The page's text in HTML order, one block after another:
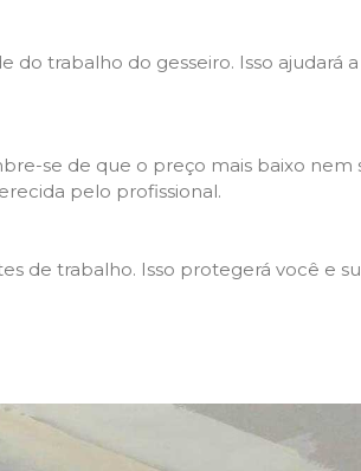
trabalho do gesseiro. Isso ajudará
se de que o preço mais baixo nem
pelo profissional.
de trabalho. Isso protegerá você e